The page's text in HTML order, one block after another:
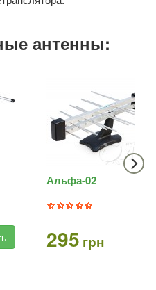
антенны:
Альфа-02
295 грн